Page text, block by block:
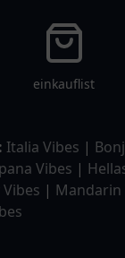
einkauflist
Italia Vibes |
Vibes |
| Mandarin